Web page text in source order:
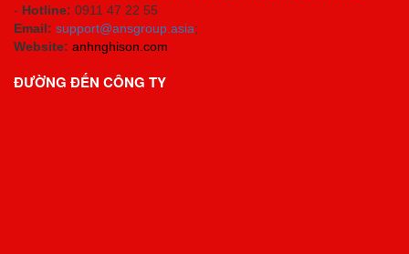
- Hotline: 0911 47 22 55
Email: support@ansgroup.asia;
Website: anhnghison.com
ĐƯỜNG ĐẾN CÔNG TY